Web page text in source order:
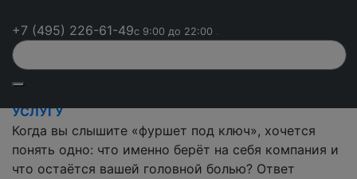
+7 (495) 226-61-49с 9:00 до 22:00
22.06.2026 13:30
Читать
УСЛУГУ
Когда вы слышите «фуршет под ключ», хочется
понять одно: что именно берёт на себя компания и
что остаётся вашей головной болью? Ответ